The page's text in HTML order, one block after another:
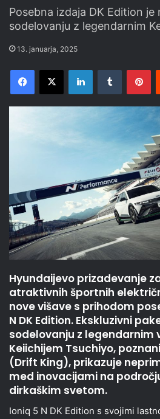
Posebna izdaja DK Edition je
sodelovanju z legendarnim
13. januarja, 2025
Facebook
X LinkedInTumblr
Hyundaijevo prizadevanje
atraktivnih športnih
nove višave s prihodom
N DK Edition. Ekskluzivni
sodelovanju z legendarnim
Keiichijem Tsuchiyo,
(Drift King), prikazuje
med inovacijami na
dirkaškim svetom.
Ioniq 5 N DK Edition s svojimi